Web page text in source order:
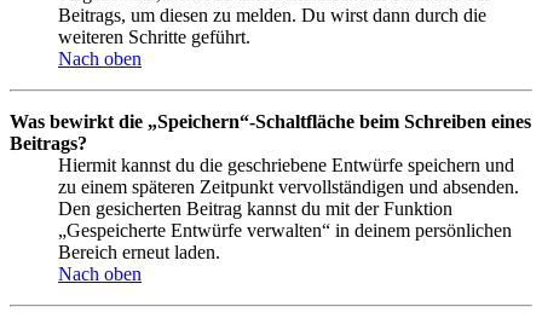
Beitrags, um diesen zu melden. Du wirst dann durch die
weiteren Schritte geführt.
Nach oben
Was bewirkt die „Speichern“-Schaltfläche beim Schreiben eines
Beitrags?
Hiermit kannst du die geschriebene Entwürfe speichern und
zu einem späteren Zeitpunkt vervollständigen und absenden.
Den gesicherten Beitrag kannst du mit der Funktion
„Gespeicherte Entwürfe verwalten“ in deinem persönlichen
Bereich erneut laden.
Nach oben